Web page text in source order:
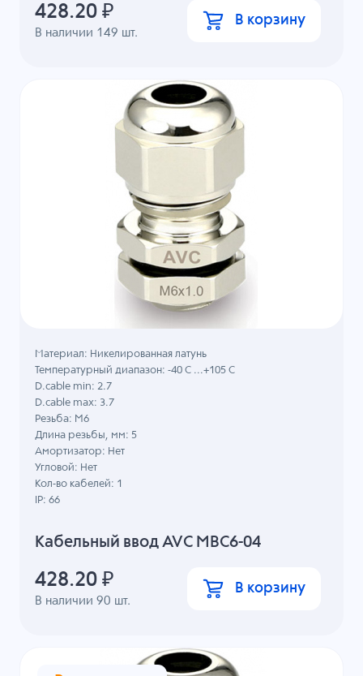
В наличии 149 шт.
428.20 ₽ В корзину
Кабельный ввод AVC MBC6-04
В наличии90 шт.
Материал: Никелированная латунь
Температурный диапазон: -40 C ...+105 C
D.cable min: 2.7
D.cable max: 3.7
Резьба: M6
Длина резьбы, мм: 5
Амортизатор: Нет
Угловой: Нет
Кол-во кабелей: 1
IP: 66
428.20 ₽ В корзину